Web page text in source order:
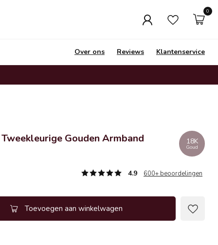
0
Over ons Reviews Klantenservice
Gouden Armband 18K
Goud
4.9 600+ beoordelingen
Toevoegen aan winkelwagen